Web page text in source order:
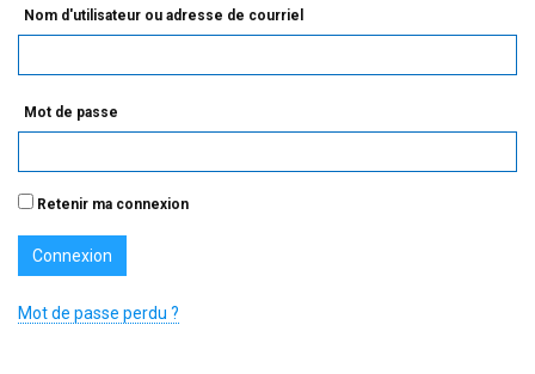
Nom d'utilisateur ou adresse de courriel
Mot de passe
Retenir ma connexion
Mot de passe perdu ?